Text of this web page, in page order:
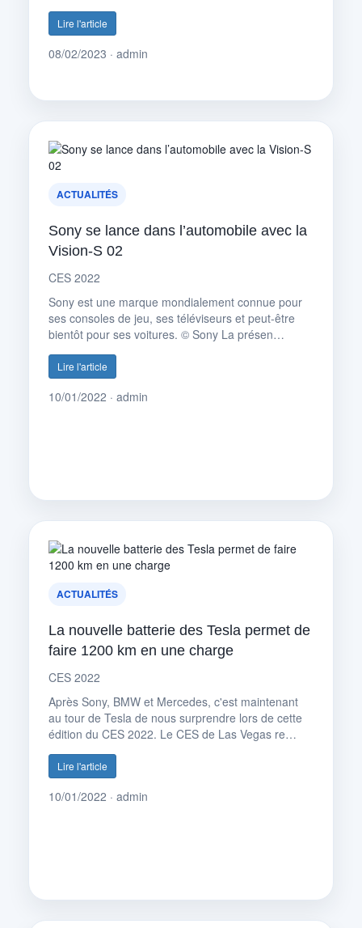
Lire l'article
08/02/2023 · admin
ACTUALITÉS
Sony se lance dans l’automobile avec la
Vision-S 02
CES 2022
Sony est une marque mondialement connue pour
ses consoles de jeu, ses téléviseurs et peut-être
bientôt pour ses voitures. © Sony La présen…
Lire l'article
10/01/2022 · admin
ACTUALITÉS
La nouvelle batterie des Tesla permet de
faire 1200 km en une charge
CES 2022
Après Sony, BMW et Mercedes, c'est maintenant
au tour de Tesla de nous surprendre lors de cette
édition du CES 2022. Le CES de Las Vegas re…
Lire l'article
10/01/2022 · admin